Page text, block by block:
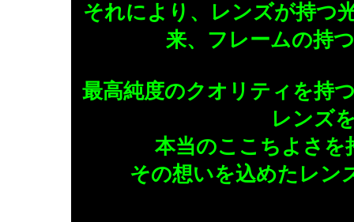
それにより、レンズが持つ
来、フレームの持
最高純度のクオリティを持
レンズ
本当のここちよさを
その想いを込めたレン